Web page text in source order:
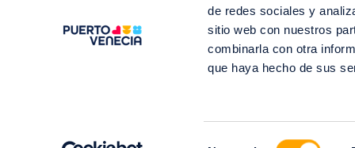
de redes sociales y
sitio web con nuestros
combinarla con otra
que haya hecho de sus
Suscríbete para
Soy Puerto